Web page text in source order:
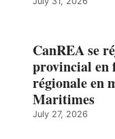
CanREA se
provincial en
régionale en
Maritimes
July 27, 2026